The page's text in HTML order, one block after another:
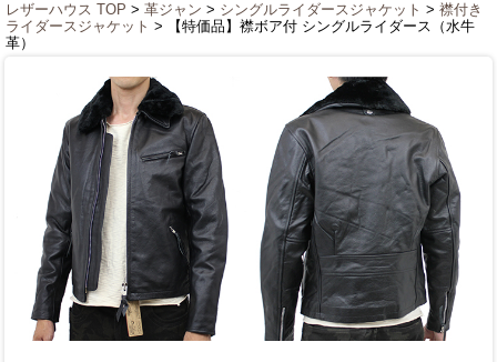
レザーハウス TOP > 革ジャン > シングルライダースジャケット > 襟付き
ライダースジャケット > 【特価品】襟ボア付 シングルライダース（水牛
革）